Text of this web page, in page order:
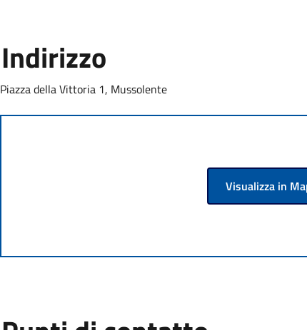
Indirizzo
Piazza della Vittoria 1, Mussolente
Visualizza in